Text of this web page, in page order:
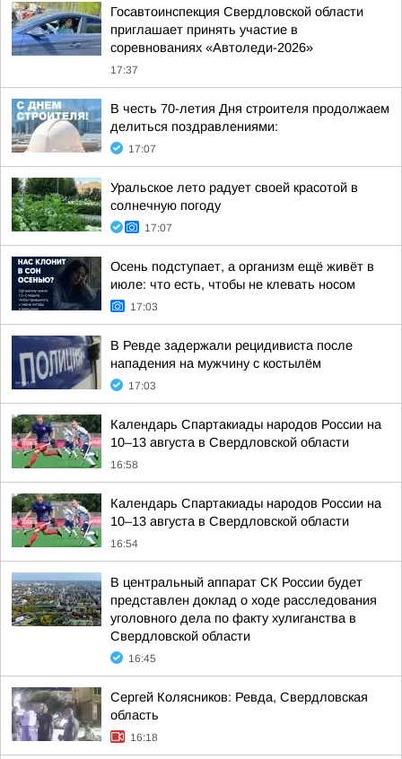
Госавтоинспекция Свердловской области
приглашает принять участие в
соревнованиях «Автоледи-2026»
17:37
В честь 70-летия Дня строителя продолжаем
делиться поздравлениями:
17:07
Уральское лето радует своей красотой в
солнечную погоду
17:07
Осень подступает, а организм ещё живёт в
июле: что есть, чтобы не клевать носом
17:03
В Ревде задержали рецидивиста после
нападения на мужчину с костылём
17:03
Календарь Спартакиады народов России на
10–13 августа в Свердловской области
16:58
Календарь Спартакиады народов России на
10–13 августа в Свердловской области
16:54
В центральный аппарат СК России будет
представлен доклад о ходе расследования
уголовного дела по факту хулиганства в
Свердловской области
16:45
Сергей Колясников: Ревда, Свердловская
область
16:18